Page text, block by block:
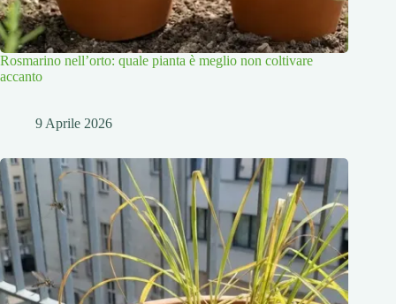
Rosmarino nell’orto: quale pianta è meglio non coltivare
accanto
9 Aprile 2026